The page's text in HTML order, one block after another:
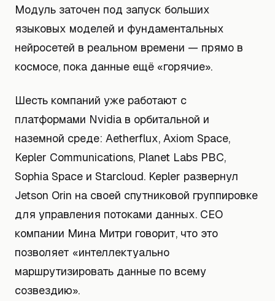
Модуль заточен под запуск больших
языковых моделей и фундаментальных
нейросетей в реальном времени — прямо в
космосе, пока данные ещё «горячие».
Шесть компаний уже работают с
платформами Nvidia в орбитальной и
наземной среде: Aetherflux, Axiom Space,
Kepler Communications, Planet Labs PBC,
Sophia Space и Starcloud. Kepler развернул
Jetson Orin на своей спутниковой группировке
для управления потоками данных. CEO
компании Мина Митри говорит, что это
позволяет «интеллектуально
маршрутизировать данные по всему
созвездию».